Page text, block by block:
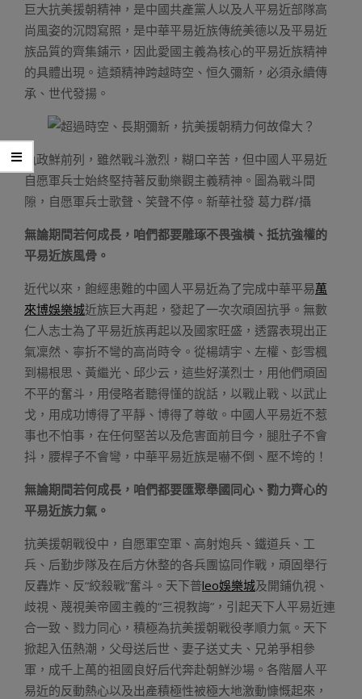
巨大抗美援朝精神，是中國共產黨人以及人平易近部隊高
尚風姿的沉悶寫照，是中華平易近族傳統美德以及平易近
族品質的齊集鋪示，因此愛國主義為核心的平易近族精神
的具體出現。這類精神跨越時空、恒久彌新，必須永續傳
承、世代發揚。
執政鮮前列，雖然戰斗激烈，糊口辛苦，但中國人平易近
自愿軍兵士始終堅持著反動樂觀主義精神。圖為戰斗間
隙，自愿軍兵士歌聲、笑聲不停。新華社發 葛力群/攝
無論期間若何成長，咱們都要雕琢不畏強橫、抵抗強權的
平易近族風骨。
近代以來，飽經患難的中國人平易近為了完成中華平易萬
來博娛樂城近族巨大再起，發起了一次次頑固抗爭。無數
仁人志士為了平易近族再起以及國家旺盛，透露表現出正
氣凜然、寧折不彎的高尚時令。從楊靖宇、左權、彭雪楓
到楊根思、黃繼光、邱少云，這些好漢烈士，用他們頑固
不平的奮斗，用侵略者聽得懂的說話，以戰止戰、以武止
戈，用成功博得了平靜、博得了尊敬。中國人平易近不惹
事也不怕事，在任何堅苦以及危害面前目今，腿肚子不會
抖，腰桿子不會彎，中華平易近族是嚇不倒、壓不垮的！
無論期間若何成長，咱們都要匯聚舉國同心、勠力齊心的
平易近族力氣。
抗美援朝戰役中，自愿軍空軍、高射炮兵、鐵道兵、工
兵、后勤步隊及在后方休整的各兵團協同作戰，頑固舉行
反轟炸、反“絞殺戰”奮斗。天下普leo娛樂城及開鋪仇視、
歧視、蔑視美帝國主義的“三視教誨”，引起天下人平易近連
合一致、戮力同心，積極為抗美援朝戰役孝順力氣。天下
掀起入伍熱潮，父母送后世、妻子送丈夫、兄弟爭相參
軍，成千上萬的祖國良好后代奔赴朝鮮沙場。各階層人平
易近的反動熱心以及出產積極性被極大地激動慷慨起來，